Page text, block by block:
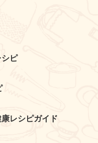
ピ
レシピガイド